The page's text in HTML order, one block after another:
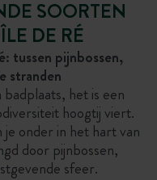
SOORTEN
DE RÉ
tussen pijnbossen,
stranden
het is een
hoogtij viert.
onder in het hart van
door pijnbossen,
sfeer.